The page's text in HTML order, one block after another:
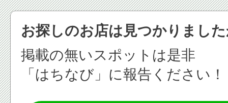
お探しのお店は見つかりまし
掲載の無いスポットは是非
「はちなび」に報告ください！